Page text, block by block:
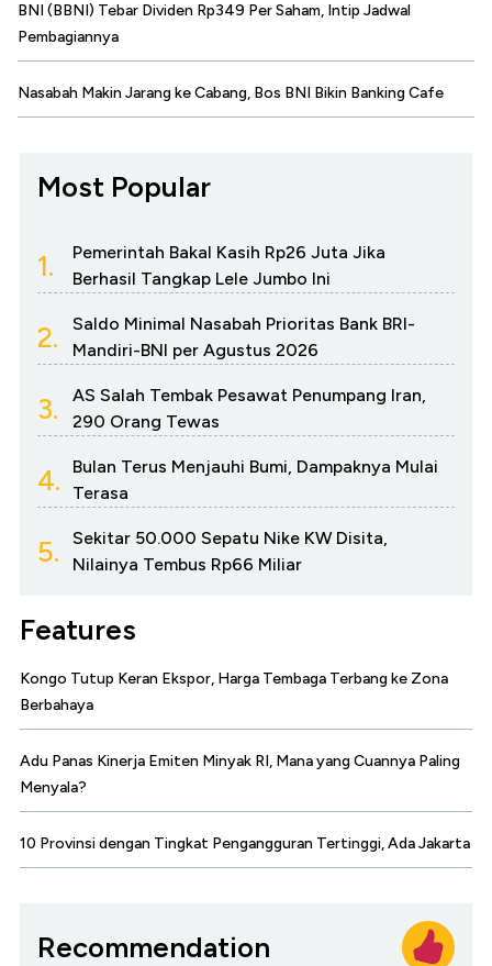
BNI (BBNI) Tebar Dividen Rp349 Per Saham, Intip Jadwal
Pembagiannya
Nasabah Makin Jarang ke Cabang, Bos BNI Bikin Banking Cafe
Most Popular
1.
Pemerintah Bakal Kasih Rp26 Juta Jika
Berhasil Tangkap Lele Jumbo Ini
2.
Saldo Minimal Nasabah Prioritas Bank BRI-
Mandiri-BNI per Agustus 2026
3.
AS Salah Tembak Pesawat Penumpang Iran,
290 Orang Tewas
4.
Bulan Terus Menjauhi Bumi, Dampaknya Mulai
Terasa
5.
Sekitar 50.000 Sepatu Nike KW Disita,
Nilainya Tembus Rp66 Miliar
Features
Kongo Tutup Keran Ekspor, Harga Tembaga Terbang ke Zona
Berbahaya
Adu Panas Kinerja Emiten Minyak RI, Mana yang Cuannya Paling
Menyala?
10 Provinsi dengan Tingkat Pengangguran Tertinggi, Ada Jakarta
Recommendation